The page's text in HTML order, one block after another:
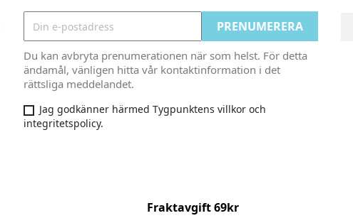
Du kan avbryta prenumerationen när som helst. För detta
ändamål, vänligen hitta vår kontaktinformation i det
rättsliga meddelandet.
Jag godkänner härmed Tygpunktens villkor och
integritetspolicy.
Fraktavgift 69kr